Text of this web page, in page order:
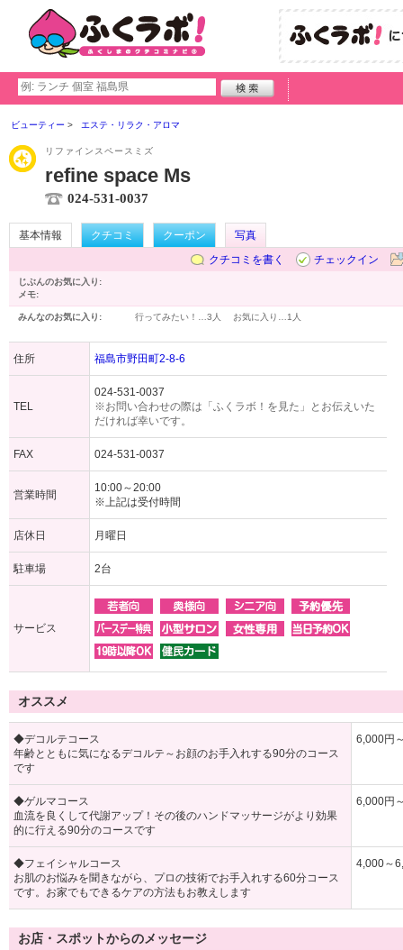
ビューティー エステ・リラク・アロマ
リファインスペースミズ
refine space Ms
024-531-0037
基本情報 クチコミ クーポン
写真
クチコミを書く
チェックイン
じぶんのお気に入り:
メモ:
みんなのお気に入り: 行ってみたい！… 3人 お気に入り… 1人
住所 福島市野田町2-8-6
TEL
024-531-0037
※お問い合わせの際は「ふくラボ！を見た」とお伝えいた
だければ幸いです。
FAX 024-531-0037
営業時間
10:00～20:00
※上記は受付時間
店休日 月曜日
駐車場 2台
サービス
オススメ
◆デコルテコース
年齢とともに気になるデコルテ～お顔のお手入れする90分のコース
です
6,000円
◆ゲルマコース
血流を良くして代謝アップ！その後のハンドマッサージがより効果
的に行える90分のコースです
6,000円
◆フェイシャルコース
お肌のお悩みを聞きながら、プロの技術でお手入れする60分コース
です。お家でもできるケアの方法もお教えします
4,000～
お店・スポットからのメッセージ